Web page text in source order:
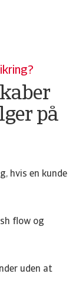
på
hvis en kunde
flow og
uden at